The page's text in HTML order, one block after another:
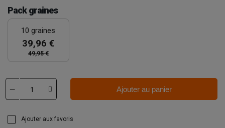
Pack graines
10 graines
39,96 €
49,95 €
Ajouter au panier
Ajouter aux favoris